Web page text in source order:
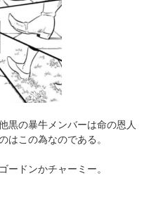
黒の暴牛メンバーは命の恩人
はこの為なのである。
ードンかチャーミー。